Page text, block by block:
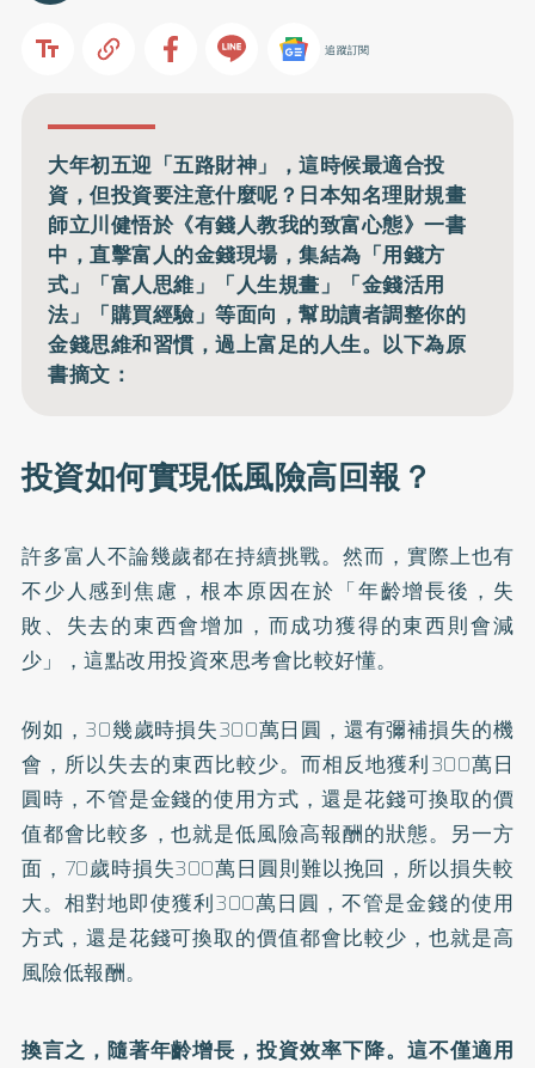
追蹤訂閱
大年初五迎「五路財神」，這時候最適合投
資，但投資要注意什麼呢？日本知名理財規畫
師立川健悟於《有錢人教我的致富心態》一書
中，直擊富人的金錢現場，集結為「用錢方
式」「富人思維」「人生規畫」「金錢活用
法」「購買經驗」等面向，幫助讀者調整你的
金錢思維和習慣，過上富足的人生。以下為原
書摘文：
投資如何實現低風險高回報？
許多富人不論幾歲都在持續挑戰。然而，實際上也有
不少人感到焦慮，根本原因在於「年齡增長後，失
敗、失去的東西會增加，而成功獲得的東西則會減
少」，這點改用投資來思考會比較好懂。
例如，30幾歲時損失300萬日圓，還有彌補損失的機
會，所以失去的東西比較少。而相反地獲利300萬日
圓時，不管是金錢的使用方式，還是花錢可換取的價
值都會比較多，也就是低風險高報酬的狀態。另一方
面，70歲時損失300萬日圓則難以挽回，所以損失較
大。相對地即使獲利300萬日圓，不管是金錢的使用
方式，還是花錢可換取的價值都會比較少，也就是高
風險低報酬。
換言之，隨著年齡增長，投資效率下降。這不僅適用